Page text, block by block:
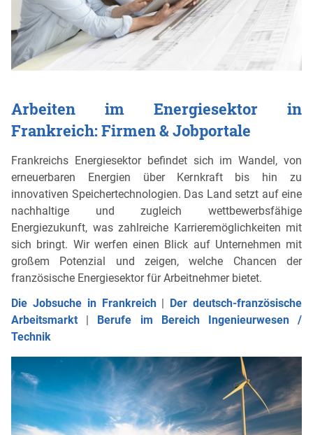
Arbeiten im Energiesektor in
Frankreich: Firmen & Jobportale
Frankreichs Energiesektor befindet sich im Wandel, von
erneuerbaren Energien über Kernkraft bis hin zu
innovativen Speichertechnologien. Das Land setzt auf eine
nachhaltige und zugleich wettbewerbsfähige
Energiezukunft, was zahlreiche Karrieremöglichkeiten mit
sich bringt. Wir werfen einen Blick auf Unternehmen mit
großem Potenzial und zeigen, welche Chancen der
französische Energiesektor für Arbeitnehmer bietet.
Die Jobsuche in Frankreich| Der deutsch-französische
Arbeitsmarkt | Berufe im Bereich Ingenieurwesen /
Technik